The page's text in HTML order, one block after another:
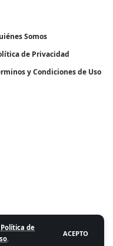
Política de
.
ACEPTO
Somos
de Privacidad
y Condiciones de Uso
Igualdad 2026.